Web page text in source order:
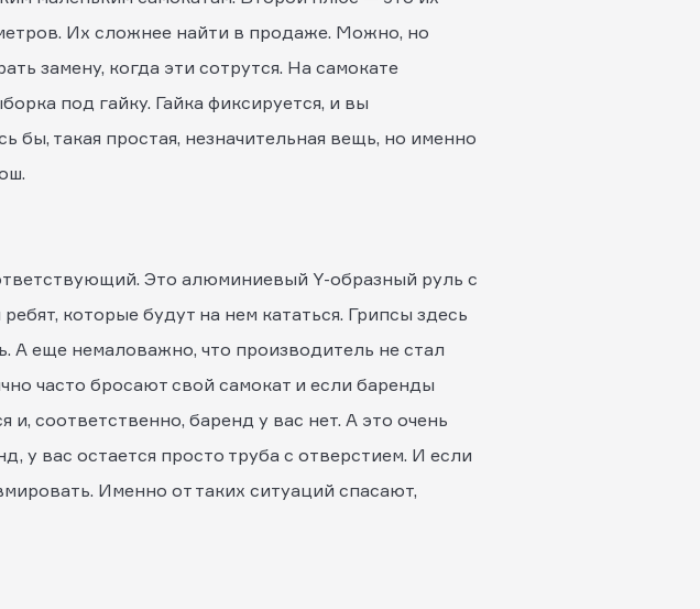
Их сложнее найти в продаже. Можно, но
замену, когда эти сотрутся. На самокате
под гайку. Гайка фиксируется, и вы
бы, такая простая, незначительная вещь, но именно
Это алюминиевый Y-образный руль с
которые будут на нем кататься. Грипсы здесь
А еще немаловажно, что производитель не стал
часто бросают свой самокат и если баренды
соответственно, баренд у вас нет. А это очень
у вас остается просто труба с отверстием. И если
Именно от таких ситуаций спасают,